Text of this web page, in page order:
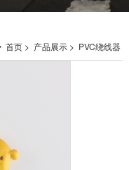
首页 > 产品展示 > PVC绕线器